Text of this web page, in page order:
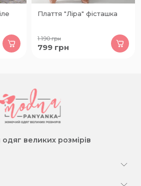
Плаття "Ліра" фісташка
1 190грн
799 грн
великих розмірів